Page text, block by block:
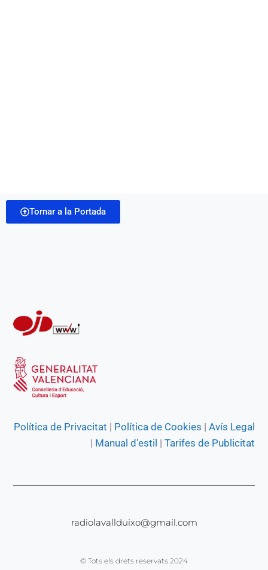
Tornar a la Portada
Política de Privacitat | Política de Cookies | Avís Legal
| Manual d’estil | Tarifes de Publicitat
radiolavallduixo@gmail.com
© Tots els drets reservats 2024